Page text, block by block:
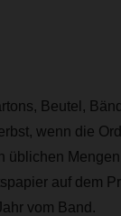
Beutel,
wenn die
üblichen
auf dem
vom Band.